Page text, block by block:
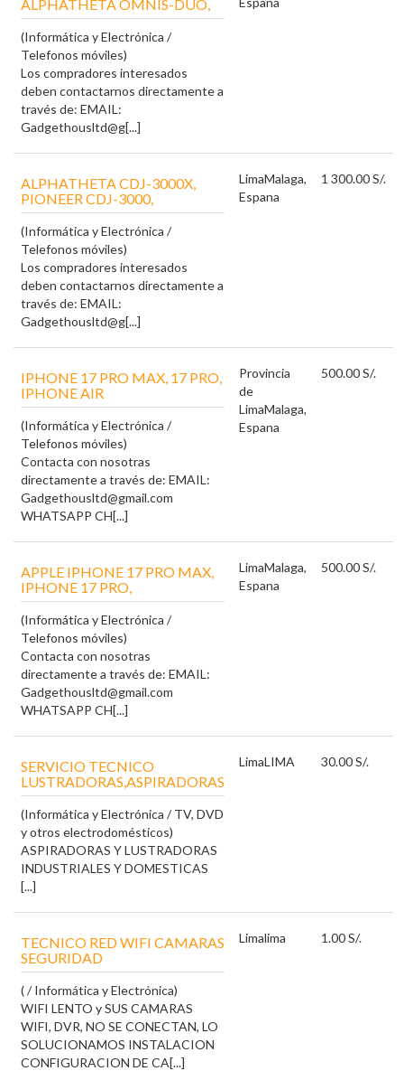
ALPHATHETA OMNIS-DUO,
(Informática y Electrónica /
Telefonos móviles)
Los compradores interesados
deben contactarnos directamente a
través de: EMAIL:
Gadgethousltd@g[...]
ALPHATHETA CDJ-3000X,
PIONEER CDJ-3000,
(Informática y Electrónica /
Telefonos móviles)
Los compradores interesados
deben contactarnos directamente a
través de: EMAIL:
Gadgethousltd@g[...]
LimaMalaga,
Espana
1 300.00 S/.
IPHONE 17 PRO MAX, 17 PRO,
IPHONE AIR
(Informática y Electrónica /
Telefonos móviles)
Contacta con nosotras
directamente a través de: EMAIL:
Gadgethousltd@gmail.com
WHATSAPP CH[...]
Provincia
de
LimaMalaga,
Espana
500.00 S/.
APPLE IPHONE 17 PRO MAX,
IPHONE 17 PRO,
(Informática y Electrónica /
Telefonos móviles)
Contacta con nosotras
directamente a través de: EMAIL:
Gadgethousltd@gmail.com
WHATSAPP CH[...]
LimaMalaga,
Espana
500.00 S/.
SERVICIO TECNICO
LUSTRADORAS,ASPIRADORAS
(Informática y Electrónica / TV, DVD
y otros electrodomésticos)
ASPIRADORAS Y LUSTRADORAS
INDUSTRIALES Y DOMESTICAS
[...]
LimaLIMA 30.00 S/.
TECNICO RED WIFI CAMARAS
SEGURIDAD
( / Informática y Electrónica)
WIFI LENTO y SUS CAMARAS
WIFI, DVR, NO SE CONECTAN, LO
SOLUCIONAMOS INSTALACION
CONFIGURACION DE CA[...]
Limalima 1.00 S/.